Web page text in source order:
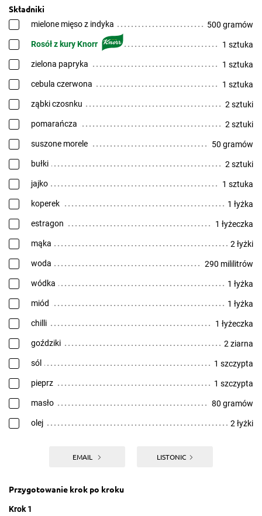
Składniki
mielone mięso z indyka 500 gramów
Rosół z kury Knorr 1 sztuka
zielona papryka 1 sztuka
cebula czerwona 1 sztuka
ząbki czosnku 2 sztuki
pomarańcza 2 sztuki
suszone morele 50 gramów
bułki 2 sztuki
jajko 1 sztuka
koperek 1 łyżka
estragon 1 łyżeczka
mąka 2 łyżki
woda 290 mililitrów
wódka 1 łyżka
miód 1 łyżka
chilli 1 łyżeczka
goździki 2 ziarna
sól 1 szczypta
pieprz 1 szczypta
masło 80 gramów
olej 2 łyżki
EMAIL LISTONIC
Przygotowanie krok po kroku
Krok 1